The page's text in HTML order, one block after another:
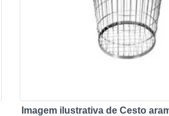
Imagem ilustrativa de Cesto